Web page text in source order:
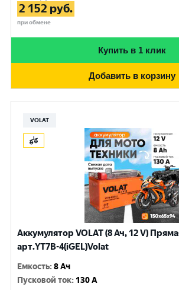
2 152 руб.
при обмене
Купить в 1 клик
Добавить в корзину
VOLAT
Аккумулятор VOLAT (8 Ач, 12 V)
арт.YT7B-4(iGEL)Volat
Емкость:8 Ач
Пусковой ток: 130 A